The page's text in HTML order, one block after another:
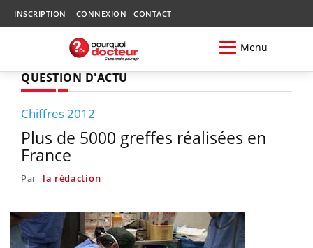
INSCRIPTION CONNEXION CONTACT
Menu
QUESTION D'ACTU
Chiffres 2012
Plus de 5000 greffes réalisées en
France
Par la rédaction